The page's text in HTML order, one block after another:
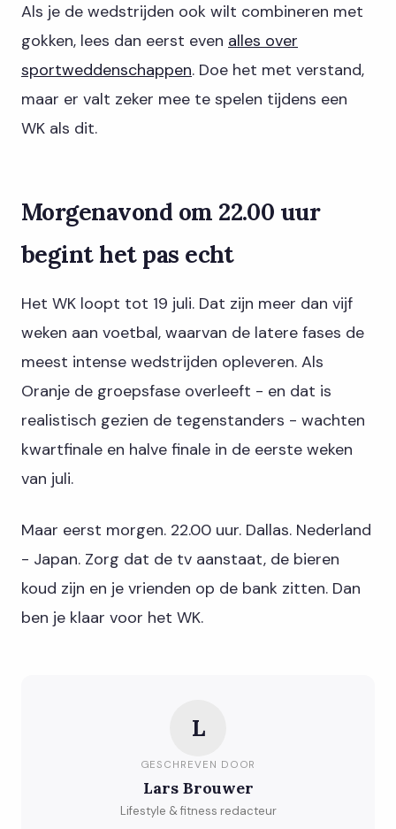
Als je de wedstrijden ook wilt combineren met
gokken, lees dan eerst even alles over
sportweddenschappen. Doe het met verstand,
maar er valt zeker mee te spelen tijdens een
WK als dit.
Morgenavond om 22.00 uur
begint het pas echt
Het WK loopt tot 19 juli. Dat zijn meer dan vijf
weken aan voetbal, waarvan de latere fases de
meest intense wedstrijden opleveren. Als
Oranje de groepsfase overleeft - en dat is
realistisch gezien de tegenstanders - wachten
kwartfinale en halve finale in de eerste weken
van juli.
Maar eerst morgen. 22.00 uur. Dallas. Nederland
- Japan. Zorg dat de tv aanstaat, de bieren
koud zijn en je vrienden op de bank zitten. Dan
ben je klaar voor het WK.
L
GESCHREVEN DOOR
Lars Brouwer
Lifestyle & fitness redacteur